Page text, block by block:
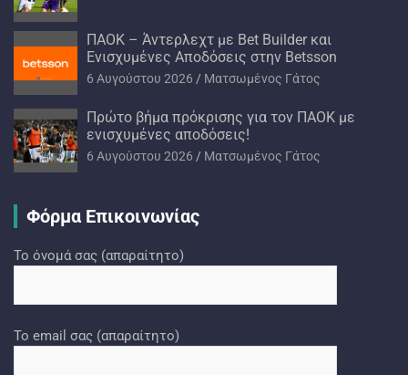
ΠΑΟΚ – Άντερλεχτ με Bet Builder και
Ενισχυμένες Αποδόσεις στην Betsson
6 Αυγούστου 2026 Ματσωμένος Γάτος
Πρώτο βήμα πρόκρισης για τον ΠΑΟΚ με
ενισχυμένες αποδόσεις!
6 Αυγούστου 2026 Ματσωμένος Γάτος
Φόρμα Επικοινωνίας
Το όνομά σας (απαραίτητο)
Το email σας (απαραίτητο)